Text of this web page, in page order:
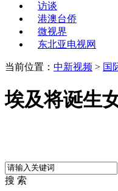
访谈
港澳台侨
微视界
东北亚电视网
当前位置： 中新视频 > 国
埃及将诞生
搜 索